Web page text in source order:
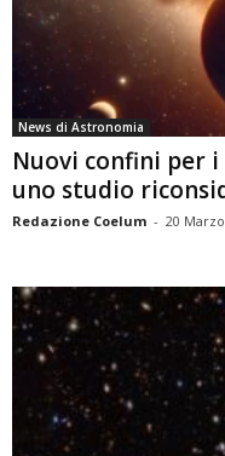
News di Astronomia
Nuovi confini per
uno studio
Redazione Coelum - 20